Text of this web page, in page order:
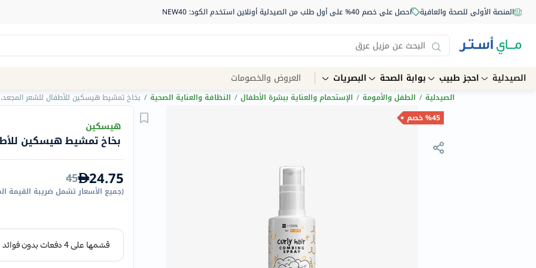
المنصة الأولى للصحة والعافية احصل على خصم 40% على أول طلب من الصيدلية أونلاين استخدم الكود: NEW40
Navigation
الصيدلية
الماركات
Humantara
carroten
Posay
الصيدلية احجز طبيب بوابة الصحة البصريات العروض والخصومات
الصيدلية / الطفل والأمومة / الإستحمام والعناية ببشرة الأطفال / النظافة والعناية الصحية / بخاخ تمشيط هيسكين للأطفال للشعر المجعد، 150 مل
%45 خصم
هيسكين
بخاخ تمشيط هيسكين للأطفال
24.75
45
(جميع الأسعار تشمل ضريبة القيمة